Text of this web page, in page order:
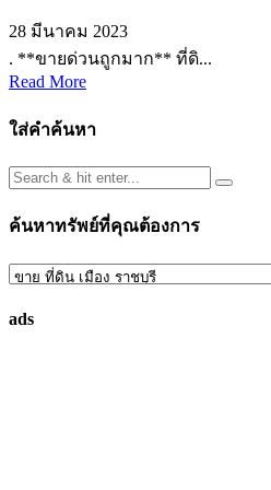
28 มีนาคม 2023
. **ขายด่วนถูกมาก** ที่ดิ...
Read More
ใส่คำค้นหา
ค้นหาทรัพย์ที่คุณต้องการ
ค้นหา
ที่
ads